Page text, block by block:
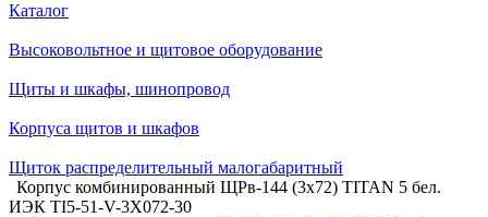
Каталог
Высоковольтное и щитовое оборудование
Щиты и шкафы, шинопровод
Корпуса щитов и шкафов
Щиток распределительный малогабаритный
Корпус комбинированный ЩРв-144 (3х72) TITAN 5 бел.
ИЭК TI5-51-V-3X072-30